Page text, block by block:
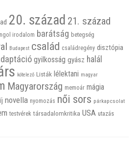
20. század 21. század
irodalom barátság betegség
Budapest család családregény disztópia
gyilkosság gyász halál
kötelező Listák lélektani magyar
Magyarország memoár mágia
novella nyomozás női sors párkapcsolat
testvérek társadalomkritika USA utazás